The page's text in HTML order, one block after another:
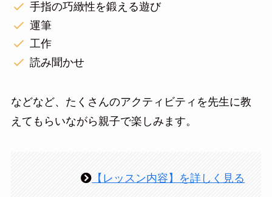
手指の巧緻性を鍛える遊び
運筆
工作
読み聞かせ
などなど、たくさんのアクティビティを先生に教
えてもらいながら親子で楽しみます。
【レッスン内容】を詳しく見る